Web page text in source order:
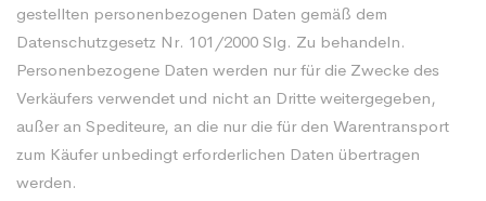
gestellten personenbezogenen Daten gemäß dem
Datenschutzgesetz Nr. 101/2000 Slg. Zu behandeln.
Personenbezogene Daten werden nur für die Zwecke des
Verkäufers verwendet und nicht an Dritte weitergegeben,
außer an Spediteure, an die nur die für den Warentransport
zum Käufer unbedingt erforderlichen Daten übertragen
werden.